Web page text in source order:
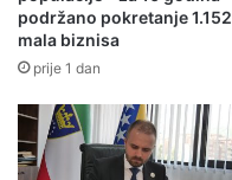
b
i
j
s
n
e
i
c
e
e
n
e
podržano pokretanje 1.152
mala biznisa
prije 1 dan